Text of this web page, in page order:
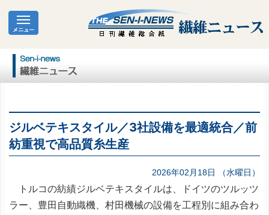
ジルベテキスタイル／3社設備を最適統合／前
紡重視で高品質糸生産
2026年02月18日 （水曜日）
トルコの紡績ジルベテキスタイルは、ドイツのツルッツ
ラー、豊田自動織機、村田機械の設備を工程別に組み合わ